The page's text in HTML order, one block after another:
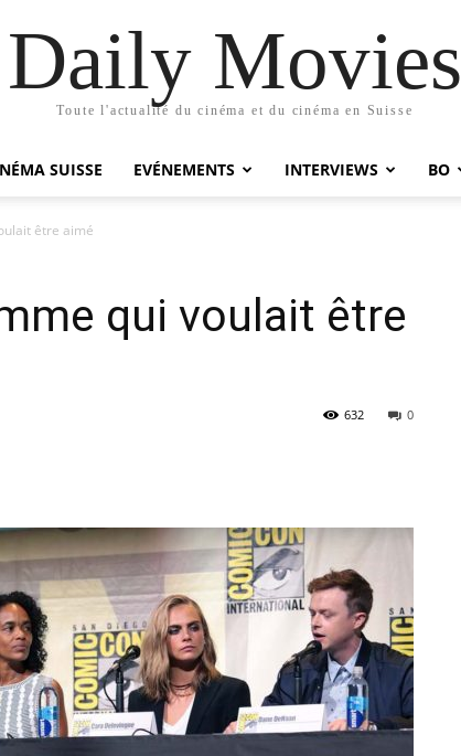
Daily Movies
Toute l'actualité du cinéma et du cinéma en Suisse
SUISSE EVÉNEMENTS INTERVIEWS BO
être aimé
qui voulait être
0
632